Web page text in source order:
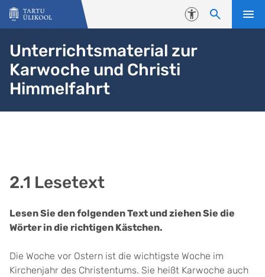
Liigu edasi põhisisu juurde
Juurdepääsetavus
Unterrichtsmaterial zur
Karwoche und Christi
Himmelfahrt
2.1 Lesetext
Lesen Sie den folgenden Text und ziehen Sie die
Wörter in die richtigen Kästchen.
Die Woche vor Ostern ist die wichtigste Woche im
Kirchenjahr des Christentums. Sie heißt Karwoche auch